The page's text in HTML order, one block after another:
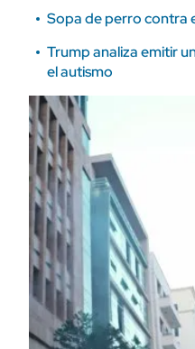
Sopa de perro contra
Trump analiza emitir
el autismo